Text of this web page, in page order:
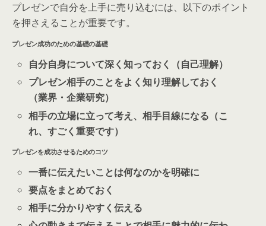
プレゼンで自分を上手に売り込むには、以下のポイント
を押さえることが重要です。
プレゼン成功のための基礎の基礎
自分自身について深く知っておく
（自己理解）
プレゼン相手のことをよく知り理解しておく
（業界・企業研究）
相手の立場に立って考え、相手目線になる （こ
れ、すごく重要です）
プレゼンを成功させるためのコツ
一番に伝えたいことは何なのかを明確に
要点をまとめておく
相手に分かりやすく伝える